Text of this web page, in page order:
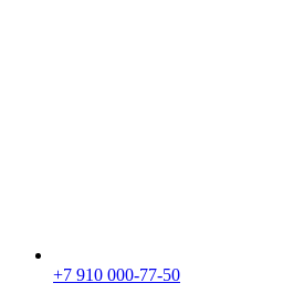
+7 910 000-77-50